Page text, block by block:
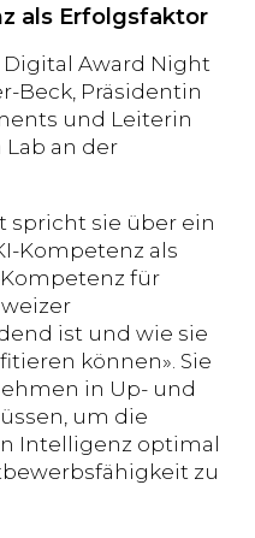
als Erfolgsfaktor
Digital Award Night
Beck, Präsidentin
und Leiterin
Lab an der
spricht sie über ein
Kompetenz als
für
ist und wie sie
können». Sie
in Up- und
um die
Intelligenz optimal
zu